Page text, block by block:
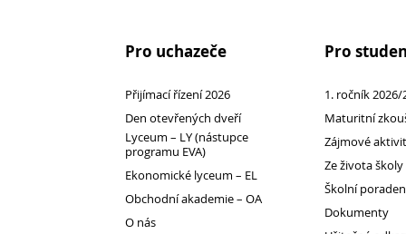
Inspekční zprávy
Ochrana oznamovatelů
Pro uchazeče
Přijímací řízení 2026
Den otevřených dveří
Lyceum – LY (nástupce
programu EVA)
Ekonomické lyceum – EL
Obchodní akademie – OA
O nás
Pro
1. ročník 2026/
Maturitní
Zájmové
Ze života školy
Školní
Dokumenty